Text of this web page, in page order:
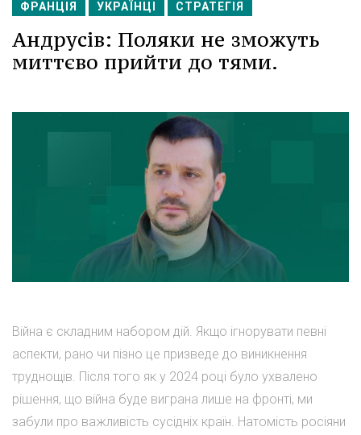
ФРАНЦІЯ УКРАЇНЦІ СТРАТЕГІЯ
Андрусів: Поляки не зможуть
миттєво прийти до тями.
Війна є складним набором дій. Якщо ігнорувати певні
аспекти, рано чи пізно це призведе до виникнення
труднощів. Після того як у 2024 році було ухвалено
рішення, що війна буде виграна лише на фронті, ми
забули про важливість сусідніх країн. Натомість росіяни